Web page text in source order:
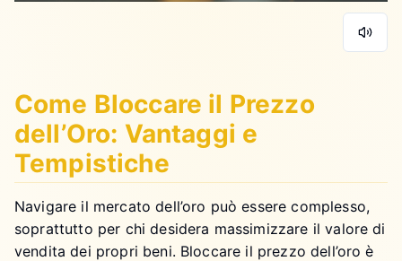
Come Bloccare il Prezzo
dell’Oro: Vantaggi e
Tempistiche
Navigare il mercato dell’oro può essere complesso,
soprattutto per chi desidera massimizzare il valore di
vendita dei propri beni. Bloccare il prezzo dell’oro è